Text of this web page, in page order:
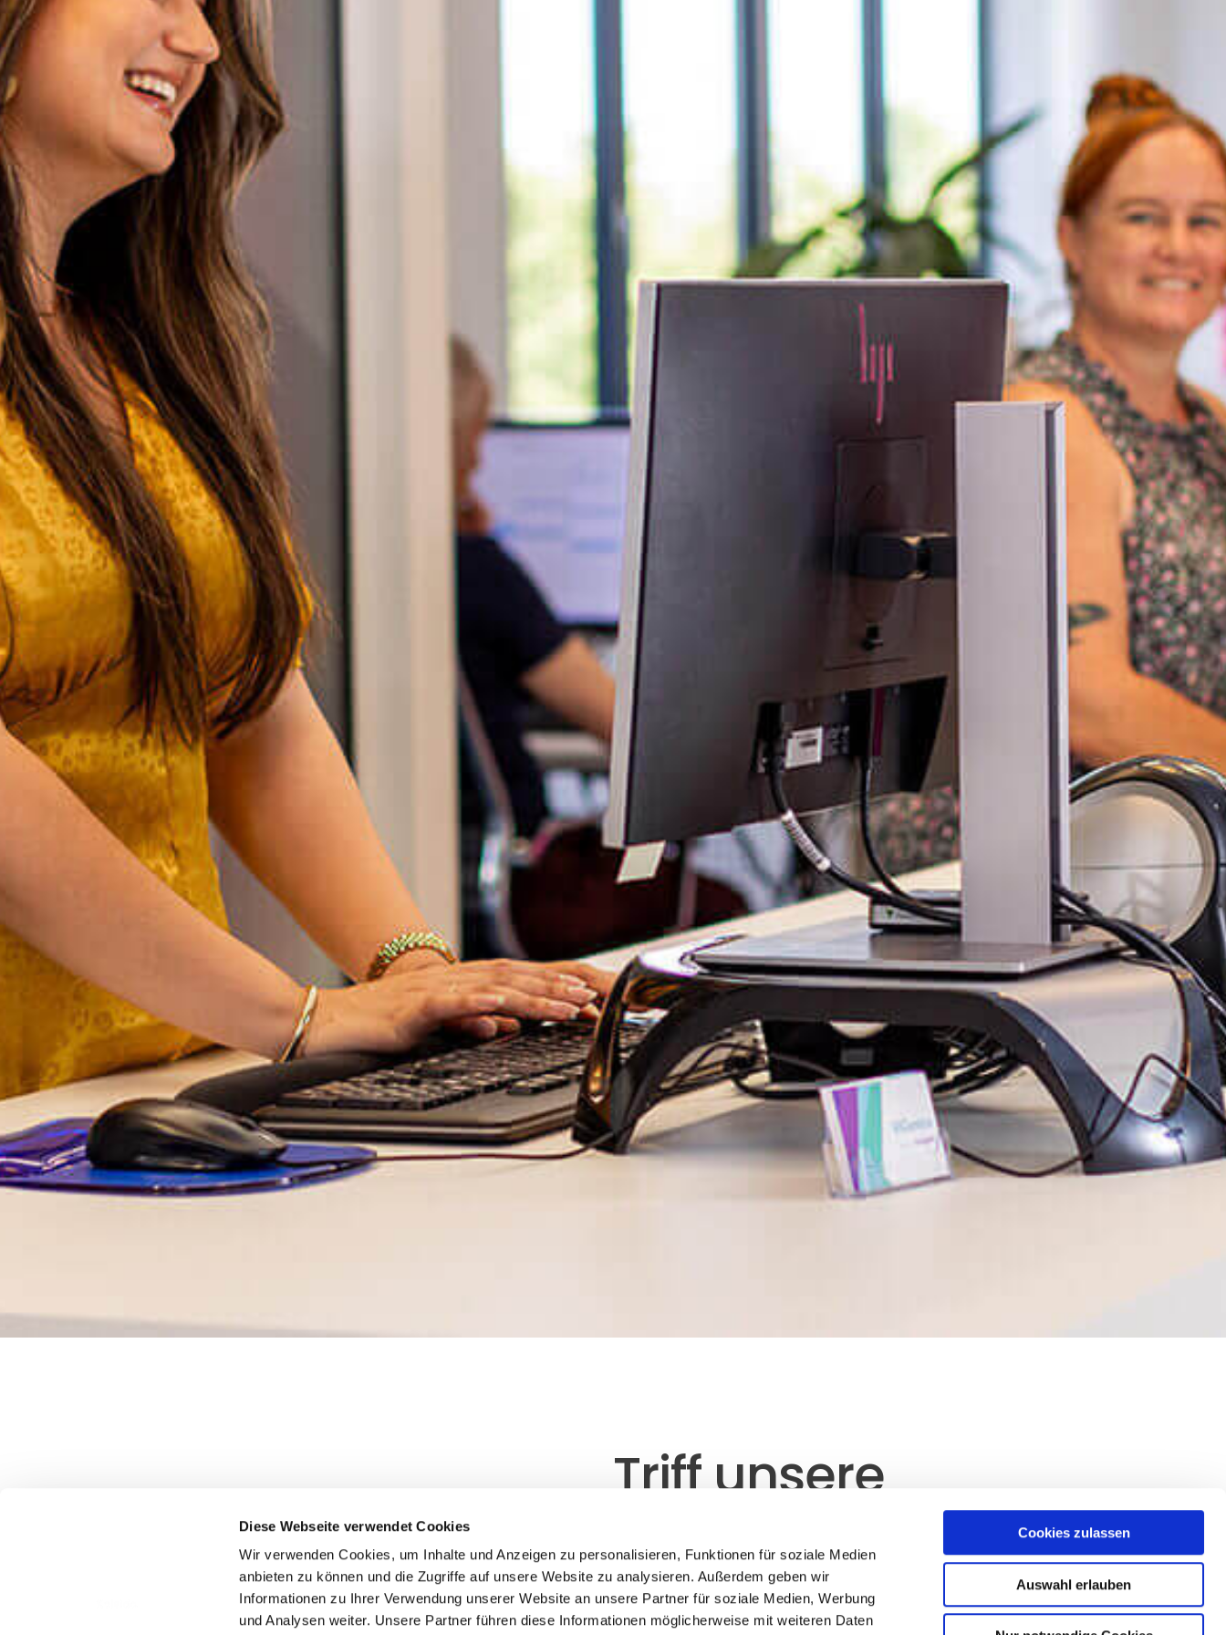
Diese Webseite verwendet Cookies
Wir verwenden Cookies, um Inhalte und Anzeigen zu personalisieren, Funktionen für soziale Medien
anbieten zu können und die Zugriffe auf unsere Website zu analysieren. Außerdem geben wir
Informationen zu Ihrer Verwendung unserer Website an unsere Partner für soziale Medien, Werbung
und Analysen weiter. Unsere Partner führen diese Informationen möglicherweise mit weiteren Daten
Cookies zulassen
Auswahl erlauben
Triff unsere
Kolleginnen
“Was ich an der Arbeit bei ViCentra am meisten schätze, ist die
Balance zwischen dem Teilen meines Wissens und dem stetigen